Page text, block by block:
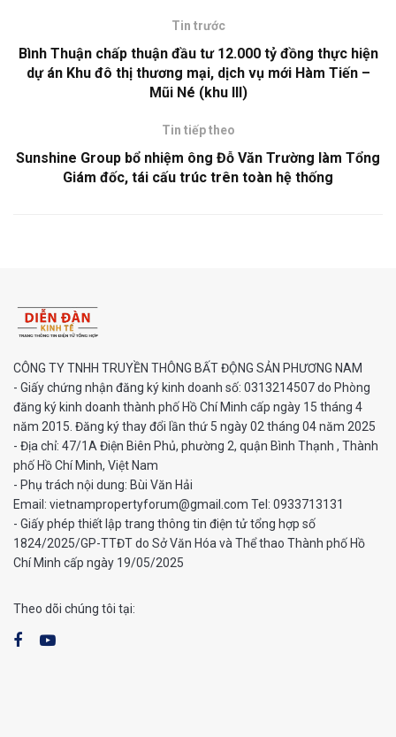
Tin trước
Bình Thuận chấp thuận đầu tư 12.000 tỷ đồng thực hiện
dự án Khu đô thị thương mại, dịch vụ mới Hàm Tiến –
Mũi Né (khu III)
Tin tiếp theo
Sunshine Group bổ nhiệm ông Đỗ Văn Trường làm Tổng
Giám đốc, tái cấu trúc trên toàn hệ thống
CÔNG TY TNHH TRUYỀN THÔNG BẤT ĐỘNG SẢN PHƯƠNG NAM
- Giấy chứng nhận đăng ký kinh doanh số: 0313214507 do Phòng
đăng ký kinh doanh thành phố Hồ Chí Minh cấp ngày 15 tháng 4
năm 2015. Đăng ký thay đổi lần thứ 5 ngày 02 tháng 04 năm 2025
- Địa chỉ: 47/1A Điện Biên Phủ, phường 2, quận Bình Thạnh , Thành
phố Hồ Chí Minh, Việt Nam
- Phụ trách nội dung: Bùi Văn Hải
Email: vietnampropertyforum@gmail.com Tel: ‭0933713131
- Giấy phép thiết lập trang thông tin điện tử tổng hợp số
1824/2025/GP-TTĐT do Sở Văn Hóa và Thể thao Thành phố Hồ
Chí Minh cấp ngày 19/05/2025
Theo dõi chúng tôi tại: